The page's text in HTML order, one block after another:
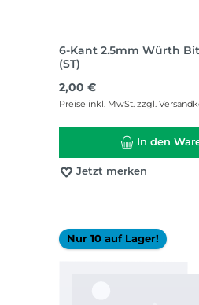
6-Kant 2.5mm Würth
(ST)
Regulärer Preis:
2,00 €
Preise inkl. MwSt. zzgl.
In den
Jetzt merken
Nur 10 auf Lager!